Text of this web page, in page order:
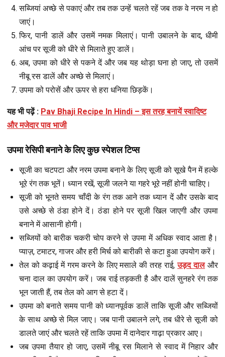
सब्जियां अच्छे से पकाएं और तब तक उन्हें चलते रहें जब तक वे नरम न हो
जाएं।
फिर, पानी डालें और उसमें नमक मिलाएं। पानी उबालने के बाद, धीमी
आंच पर सूजी को धीरे से मिलाते हुए डालें।
अब, उपमा को धीरे से पकने दें और जब यह थोड़ा घना हो जाए, तो उसमें
नीबू रस डालें और अच्छे से मिलाएं।
उपमा को परोसें और ऊपर से हरा धनिया छिड़कें।
यह भी पढ़ें : Pav Bhaji Recipe In Hindi – इस तरह बनायें स्वादिष्ट
और मजेदार पाव भाजी
उपमा रेसिपी बनाने के लिए कुछ स्पेशल टिप्स
सूजी का चटपटा और नरम उपमा बनाने के लिए सूजी को सूखे पैन में हल्के
भूरे रंग तक भूनें। ध्यान रखें, सूजी जलने या गहरे भूरे नहीं होनी चाहिए।
सूजी को भूनते समय चाँदी के रंग तक आने तक ध्यान दें और उसके बाद
उसे अच्छे से ठंडा होने दें। ठंडा होने पर सूजी खिल जाएगी और उपमा
बनाने में आसानी होगी।
सब्जियों को बारीक चकरी चोप करने से उपमा में अधिक स्वाद आता है।
प्याज़, टमाटर, गाजर और हरी मिर्च को बारीकी से कटा हुआ उपयोग करें।
तेल को कढ़ाई में गरम करने के लिए मसाले की तरह राई,उड़द दालऔर
चना दाल का उपयोग करें। जब राई तड़कती है और दालें सुनहरे रंग तक
भून जाती हैं, तब तेल को आग से हटा दें।
उपमा को बनाते समय पानी को ध्यानपूर्वक डालें ताकि सूजी और सब्जियों
के साथ अच्छे से मिल जाए। जब पानी उबालने लगे, तब धीरे से सूजी को
डालते जाएं और चलते रहें ताकि उपमा में दानेदार गाढ़ा प्रकार आए।
जब उपमा तैयार हो जाए, उसमें नीबू रस मिलाने से स्वाद में निहार और